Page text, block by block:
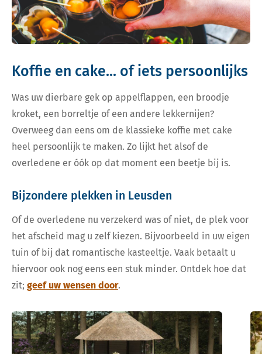
Koffie en cake... of iets persoonlijks
Was uw dierbare gek op appelflappen, een broodje
kroket, een borreltje of een andere lekkernijen?
Overweeg dan eens om de klassieke koffie met cake
heel persoonlijk te maken. Zo lijkt het alsof de
overledene er óók op dat moment een beetje bij is.
Bijzondere plekken in Leusden
Of de overledene nu verzekerd was of niet, de plek voor
het afscheid mag u zelf kiezen. Bijvoorbeeld in uw eigen
tuin of bij dat romantische kasteeltje. Vaak betaalt u
hiervoor ook nog eens een stuk minder. Ontdek hoe dat
zit; geef uw wensen door.